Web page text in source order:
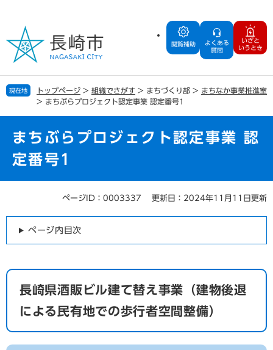
の
で
す
ー
ば
し
閲覧補助
よくある
質問
いざと
いうとき
現在地 トップページ > 組織でさがす > まちづくり部 > まちなか事業推進室
> まちぶらプロジェクト認定事業 認定番号1
まちぶらプロジェクト認定事業 認
定番号1
ページID：0003337 更新日：2024年11月11日更新
ページ内目次
長崎県酒販ビル建て替え事業（建物後退
による民有地での歩行者空間整備）